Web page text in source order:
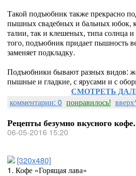
Такой подъюбник также прекрасно
пышных свадебных и бальных юбок,
талии, так и клешеных, типа солнца
того, подъюбник придает пышность
заменяет подкладку.
Подъюбники бывают разных видов:
пышные и гладкие, с ярусами и с
СМОТРЕТЬ
комментарии: 0 понравилось!
Рецепты безумно вкусного кофе.
06-05-2016 15:20
[320x480]
1. Кофе «Горящая лава»